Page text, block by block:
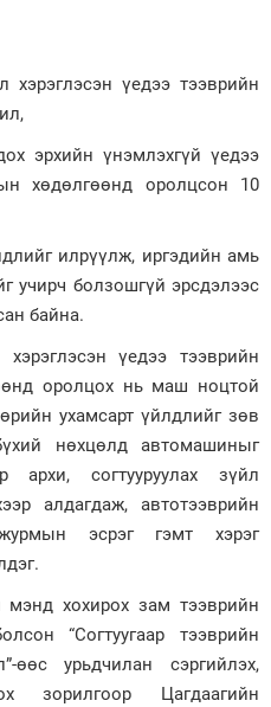
хэрэглэсэн үедээ тээврийн
эрхийн үнэмлэхгүй үедээ
хөдөлгөөнд оролцсон 10
илрүүлж, иргэдийн амь
учирч болзошгүй эрсдэлээс
байна.
үедээ тээврийн
оролцох нь маш ноцтой
ухамсарт үйлдлийг зөв
нөхцөлд автомашиныг
архи, согтууруулах зүйл
алдагдаж, автотээврийн
эсрэг гэмт хэрэг
хохирох зам тээврийн
“Согтуугаар тээврийн
өөс урьдчилан сэргийлэх,
зорилгоор Цагдаагийн